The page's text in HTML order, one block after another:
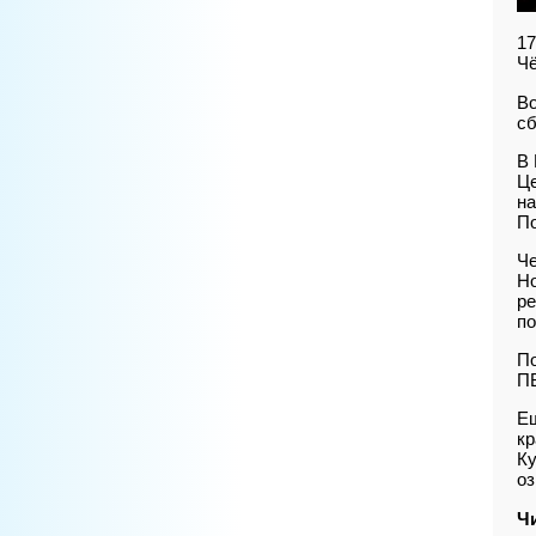
В